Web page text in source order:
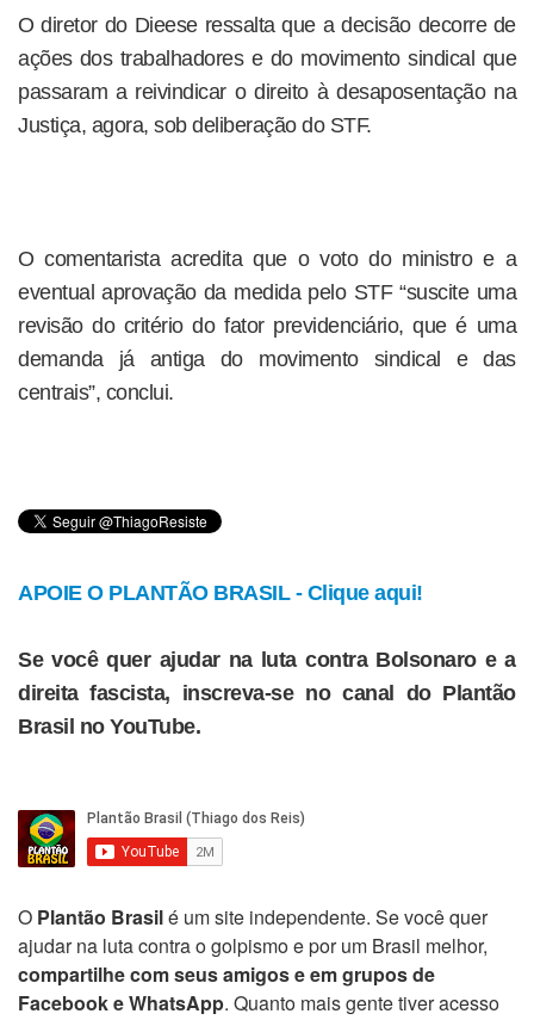
O diretor do Dieese ressalta que a decisão decorre de
ações dos trabalhadores e do movimento sindical que
passaram a reivindicar o direito à desaposentação na
Justiça, agora, sob deliberação do STF.
O comentarista acredita que o voto do ministro e a
eventual aprovação da medida pelo STF “suscite uma
revisão do critério do fator previdenciário, que é uma
demanda já antiga do movimento sindical e das
centrais”, conclui.
APOIE O PLANTÃO BRASIL - Clique aqui!
Se você quer ajudar na luta contra Bolsonaro e a
direita fascista, inscreva-se no canal do Plantão
Brasil no YouTube.
O Plantão Brasilé um site independente. Se você quer
ajudar na luta contra o golpismo e por um Brasil melhor,
compartilhe com seus amigos e em grupos de
Facebook e WhatsApp. Quanto mais gente tiver acesso